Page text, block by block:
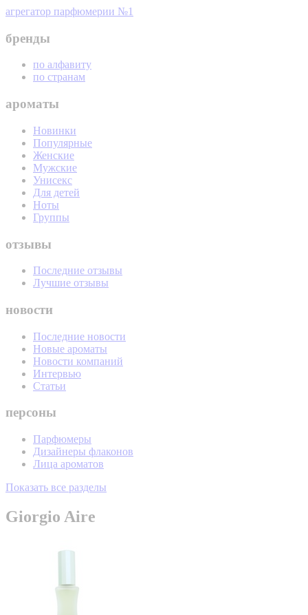
агрегатор парфюмерии №1
бренды
по алфавиту
по странам
ароматы
Новинки
Популярные
Женские
Мужские
Унисекс
Для детей
Ноты
Группы
отзывы
Последние отзывы
Лучшие отзывы
новости
Последние новости
Новые ароматы
Новости компаний
Интервью
Статьи
персоны
Парфюмеры
Дизайнеры флаконов
Лица ароматов
Показать все разделы
Giorgio Aire